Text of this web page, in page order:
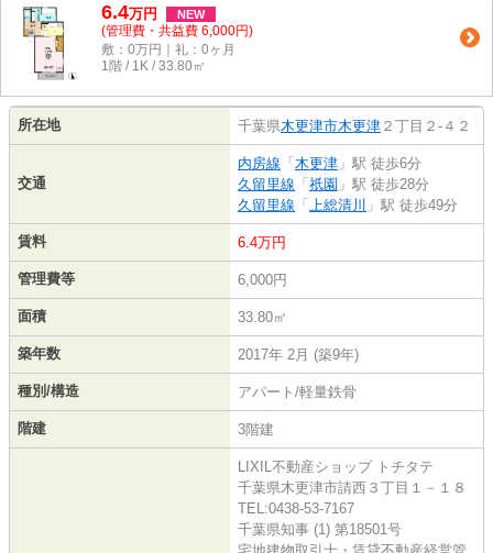
6.4万円 NEW
(管理費・共益費 6,000円)
敷：0万円｜礼：0ヶ月
1階 / 1K / 33.80㎡
所在地 千葉県木更津市木更津 ２丁目２-４２
交通
内房線 「 木更津 」駅 徒歩6分
久留里線 「 祇園 」駅 徒歩28分
久留里線 「 上総清川 」駅 徒歩49分
賃料 6.4万円
管理費等 6,000円
面積 33.80㎡
築年数 2017年 2月 (築9年)
種別/構造 アパート/軽量鉄骨
階建 3階建
LIXIL不動産ショップ トチタテ
千葉県木更津市請西３丁目１－１８
TEL:0438-53-7167
千葉県知事 (1) 第18501号